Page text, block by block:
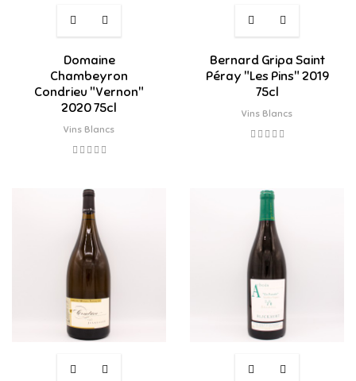
Domaine
Chambeyron
Condrieu "Vernon"
2020 75cl
Vins Blancs
Bernard Gripa Saint
Péray "Les Pins" 2019
75cl
Vins Blancs